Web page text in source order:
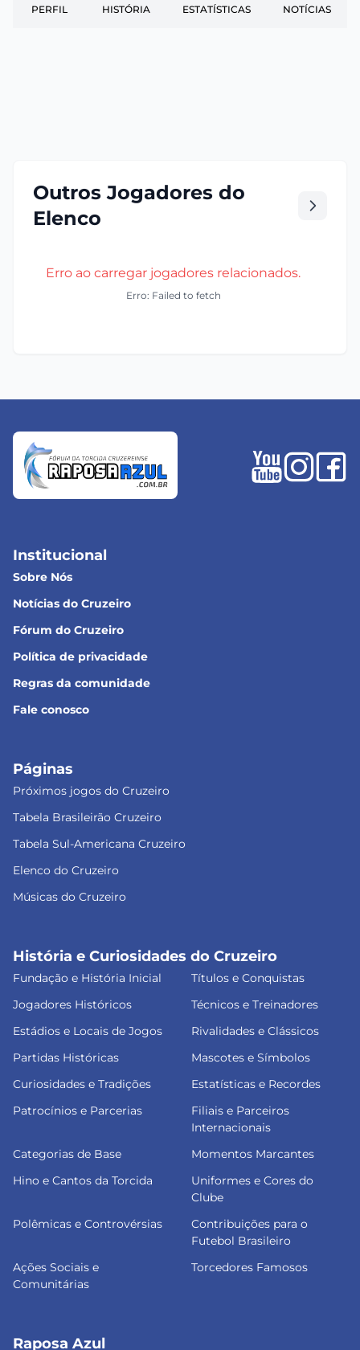
PERFIL HISTÓRIA ESTATÍSTICAS NOTÍCIAS
Outros Jogadores do
Elenco
Erro ao carregar jogadores relacionados.
Erro: Failed to fetch
Institucional
Sobre Nós
Notícias do Cruzeiro
Fórum do Cruzeiro
Política de privacidade
Regras da comunidade
Fale conosco
Páginas
Próximos jogos do Cruzeiro
Tabela Brasileirão Cruzeiro
Tabela Sul-Americana Cruzeiro
Elenco do Cruzeiro
Músicas do Cruzeiro
História e Curiosidades do Cruzeiro
Fundação e História Inicial
Títulos e Conquistas
Jogadores Históricos
Técnicos e Treinadores
Estádios e Locais de Jogos
Rivalidades e Clássicos
Partidas Históricas
Mascotes e Símbolos
Curiosidades e Tradições
Estatísticas e Recordes
Patrocínios e Parcerias
Filiais e Parceiros
Internacionais
Categorias de Base
Momentos Marcantes
Hino e Cantos da Torcida
Uniformes e Cores do
Clube
Polêmicas e Controvérsias
Contribuições para o
Futebol Brasileiro
Ações Sociais e
Comunitárias
Torcedores Famosos
Raposa Azul